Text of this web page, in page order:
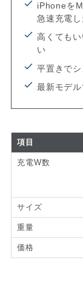
iPhoneを
急速充電
高くても
い
平置きで
最新モデ
項目
充電W数
サイズ
重量
価格